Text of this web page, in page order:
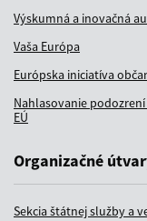
Výskumná a inovačná
Vaša Európa
Európska iniciatíva
Nahlasovanie
EÚ
Organizačné
Sekcia štátnej služby a